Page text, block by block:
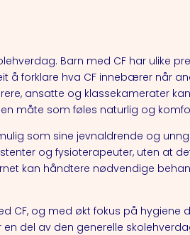
Barn med CF har ulike
å forklare hva CF innebærer når
ansatte og klassekamerater
måte som føles naturlig og
som sine jevnaldrende og
og fysioterapeuter, uten at
kan håndtere nødvendige
CF, og med økt fokus på hygiene
del av den generelle